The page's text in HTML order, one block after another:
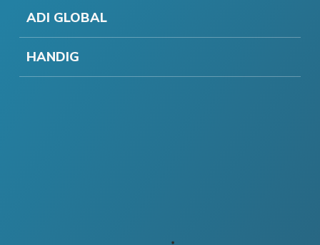
ADI GLOBAL
HANDIG